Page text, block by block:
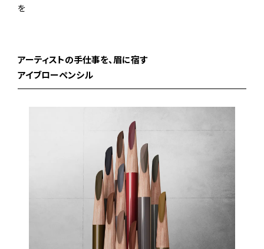
を
アーティストの手仕事を、眉に宿す
アイブローペンシル